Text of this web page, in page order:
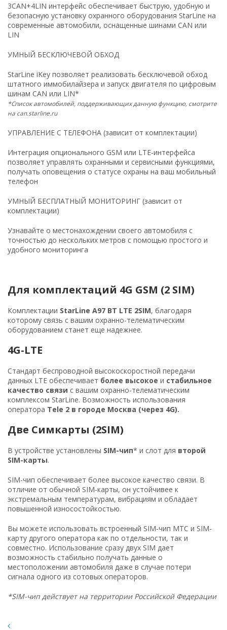
3CAN+4LIN интерфейс обеспечивает быструю, удобную и
безопасную установку охранного оборудования StarLine на
современные автомобили, оснащенные шинами CAN или
LIN
УМНЫЙ БЕСКЛЮЧЕВОЙ ОБХОД
StarLine iKey позволяет реализовать бесключевой обход
штатного иммобилайзера и запуск двигателя по цифровым
шинам CAN или LIN*
*Список автомобилей, поддерживающих данную функцию, смотрите
на can.starline.ru
УПРАВЛЕНИЕ С ТЕЛЕФОНА (зависит от комплектации)
Интеграция опционального GSM или LTE-интерфейса
позволяет управлять охранными и сервисными функциями,
получать оповещения о статусе охраны на ваш мобильный
телефон
УМНЫЙ БЕСПЛАТНЫЙ МОНИТОРИНГ (зависит от
комплектации)
Узнавайте о местонахождении своего автомобиля с
точностью до нескольких метров с помощью простого и
удобного мониторинга
Для комплектаций 4G GSM (2 SIM)
Комплектации StarLine A97 BT LTE 2SIM, благодаря
которому связь с вашим охранно-телематическим
оборудованием станет еще надежнее.
4G-LTE
Стандарт беспроводной высокоскоростной передачи
данных LTE обеспечивает более высокое и стабильное
качество связи с вашим охранно-телематическим
комплексом StarLine. Возможность использования
оператора Tele 2 в городе Москва (через 4G).
Две Симкарты (2SIM)
В устройстве установлены SIM-чип* и слот для второй
SIM-карты.
SIM-чип обеспечивает более высокое качество связи. В
отличие от обычной SIM-карты, он устойчивее к
экстремальным температурам, вибрациям и обладает
повышенной износостойкостью.
Вы можете использовать встроенный SIM-чип МТС и SIM-
карту другого оператора как по отдельности, так и
совместно. Использование сразу двух SIM дает
возможность стабильно получать данные о
местоположении автомобиля даже в случае потери
сигнала одного из сотовых операторов.
*SIM-чип действует на территории Российской Федерации